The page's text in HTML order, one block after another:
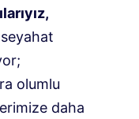
olumlu
daha